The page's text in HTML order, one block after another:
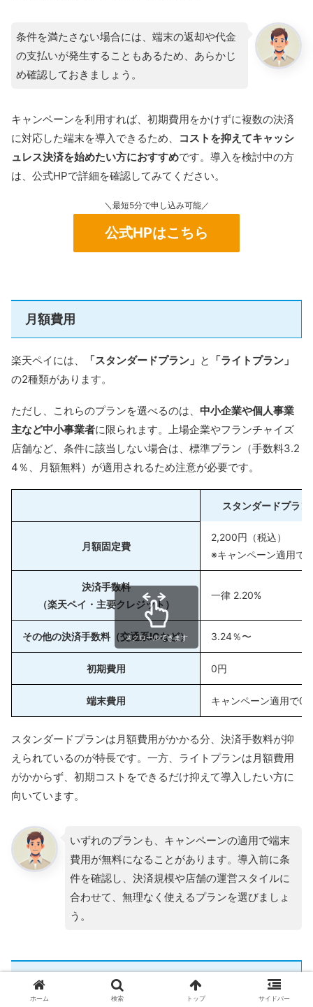
条件を満たさない場合には、端末の返却や代金
の支払いが発生することもあるため、あらかじ
め確認しておきましょう。
キャンペーンを利用すれば、初期費用をかけずに複数の決済
に対応した端末を導入できるため、
コストを抑えてキャッシ
ュレス決済を始めたい方におすすめです。導入を検討中の方
は、公式HPで詳細を確認してみてください。
＼最短5分で申し込み可能／
公式HPはこちら
月額費用
楽天ペイには、 「スタンダードプラン」 と
「ライトプラン」
の2種類があります。
ただし、これらのプランを選べるのは、 中小企業や個人事業
主など中小事業者に限られます。上場企業やフランチャイズ
店舗など、条件に該当しない場合は、標準プラン（手数料3.2
4％、月額無料）が適用されるため注意が必要です。
スタンダードプラン
月額固定費
2,200円（税込）
※キャンペーン適用で
決済手数料
（楽天ペイ・主要クレジット）
一律 2.20%
その他の決済手数料（交通系ICなど） 3.24％〜
初期費用 0円
端末費用 キャンペーン適用で0
スクロールできます
スタンダードプランは月額費用がかかる分、決済手数料が抑
えられているのが特長です。一方、ライトプランは月額費用
がかからず、初期コストをできるだけ抑えて導入したい方に
向いています。
いずれのプランも、キャンペーンの適用で端末
費用が無料になることがあります。導入前に条
件を確認し、決済規模や店舗の運営スタイルに
合わせて、無理なく使えるプランを選びましょ
う。
決済手数料
ホーム 検索 トップ サイドバー